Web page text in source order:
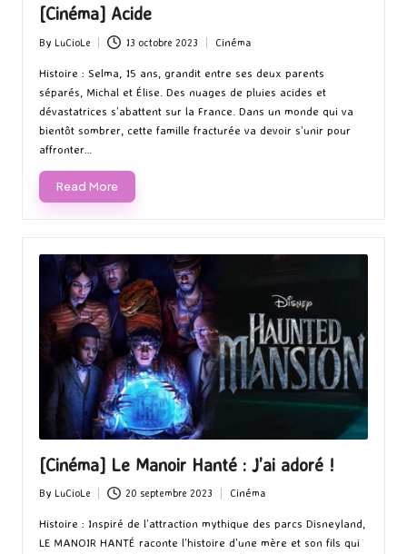
[Cinéma] Acide
Posted
by
By LuCioLe 13 octobre 2023
Posted
in
Cinéma
Histoire : Selma, 15 ans, grandit entre ses deux parents
séparés, Michal et Élise. Des nuages de pluies acides et
dévastatrices s’abattent sur la France. Dans un monde qui va
bientôt sombrer, cette famille fracturée va devoir s’unir pour
affronter…
Read More
[Cinéma] Le Manoir Hanté : J’ai adoré !
Posted
by
By LuCioLe 20 septembre 2023
in
Cinéma
Histoire : Inspiré de l’attraction mythique des parcs Disneyland,
LE MANOIR HANTÉ raconte l’histoire d’une mère et son fils qui